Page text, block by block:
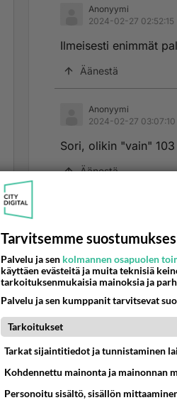
Anonyymi
2024-02-27 02:52:15
Ilmeisesti enimmät
Äänestä
Anonyymi
2024-02-27 03:07:10
Sori, olikin "vain"
Äänestä
israelin kansan
ratkaisua.
https://
https://yle.fi/a/74-
https://
Tarvitsemme
Palvelu ja sen kolmannen osapuolen
käyttäen evästeitä ja muita teknisiä
tarkoituksenmukaisia mainoksia ja
Palvelu ja sen kumppanit tarvitsevat
Tarkoitukset
Tarkat sijaintitiedot ja tunnistaminen
Kohdennettu mainonta ja mainonnan
Personoitu sisältö, sisällön